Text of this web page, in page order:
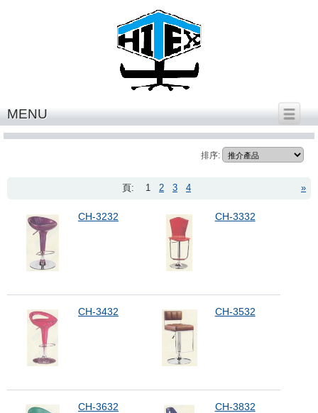
MENU
bar stool 1
排序:
»
頁: 1 2 3 4
CH-3232 CH-3332
CH-3432 CH-3532
CH-3632 CH-3832